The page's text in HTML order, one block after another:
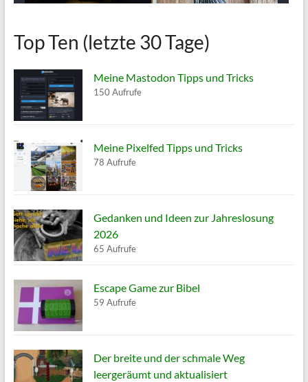
Top Ten (letzte 30 Tage)
Meine Mastodon Tipps und Tricks
150 Aufrufe
Meine Pixelfed Tipps und Tricks
78 Aufrufe
Gedanken und Ideen zur Jahreslosung
2026
65 Aufrufe
Escape Game zur Bibel
59 Aufrufe
Der breite und der schmale Weg
leergeräumt und aktualisiert